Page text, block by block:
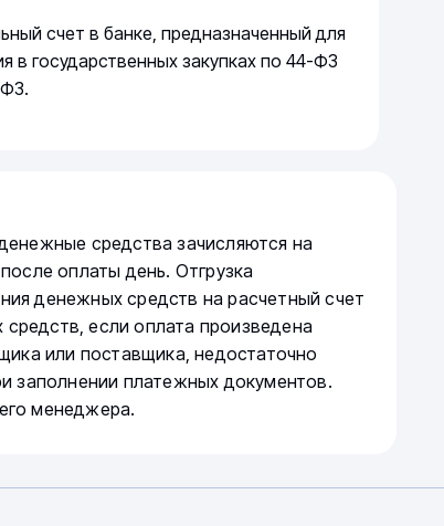
счет в банке, предназначенный для
в государственных закупках по 44-ФЗ
средства зачисляются на
оплаты день. Отгрузка
денежных средств на расчетный счет
если оплата произведена
или поставщика, недостаточно
заполнении платежных документов.
менеджера.